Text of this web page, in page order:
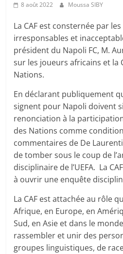
8 août 2022 Moussa SIBY
La CAF est consternée par
irresponsables et
président du Napoli FC, M.
sur les joueurs africains et la
Nations.
En déclarant publiquement
signent pour Napoli doivent
renonciation à la
des Nations comme
commentaires de De
de tomber sous le coup de
disciplinaire de l’UEFA. La
à ouvrir une enquête
La CAF est attachée au rôle
Afrique, en Europe, en
Sud, en Asie et dans le
rassembler et unir des
groupes linguistiques, de